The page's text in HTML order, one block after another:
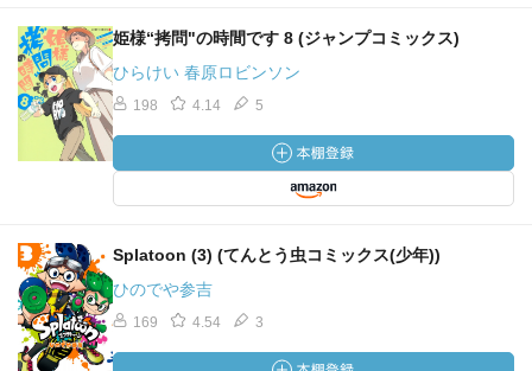
姫様“拷問"の時間です 8 (ジャンプコミックス)
ひらけい 春原ロビンソン
198 4.14 5
Splatoon (3) (てんとう虫コミックス(少年))
ひのでや参吉
169 4.54 3